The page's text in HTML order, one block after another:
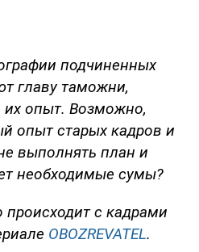
подчиненных
главу таможни,
их опыт. Возможно,
опыт старых кадров и
выполнять план и
необходимые сумы?
с кадрами
OBOZREVATEL.